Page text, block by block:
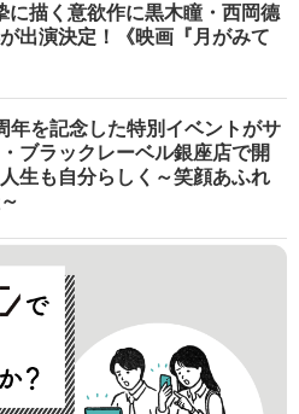
に描く意欲作に黒木瞳・西岡德
出演決定！《映画『月がみて
年を記念した特別イベントがサ
ブラックレーベル銀座店で開
生も自分らしく～笑顔あふれ